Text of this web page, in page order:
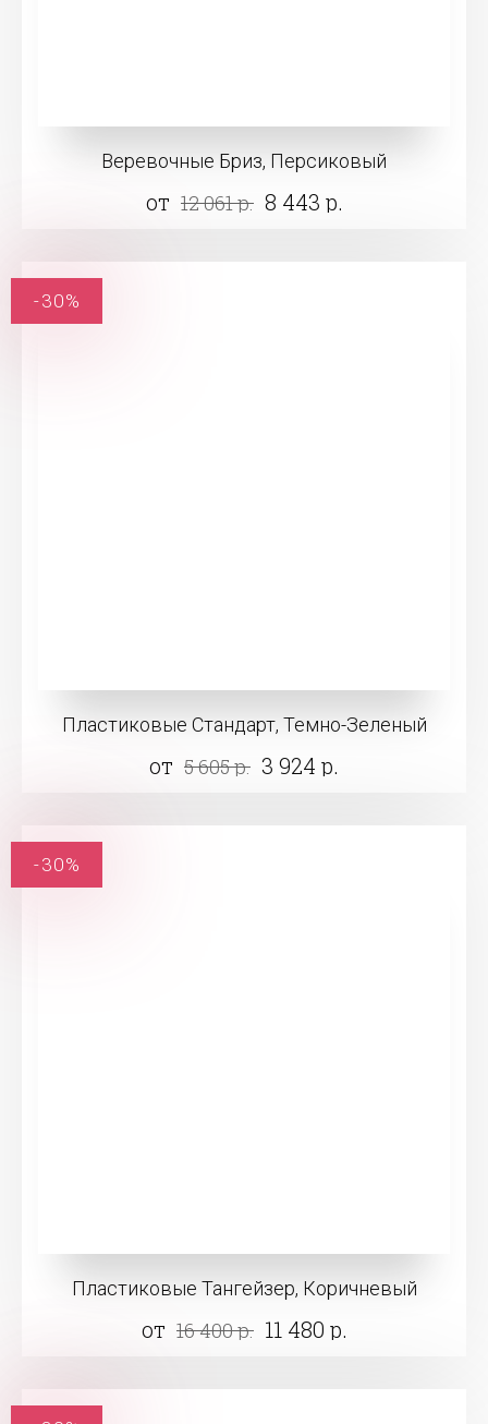
Веревочные Бриз, Персиковый
от 12 061 р. 8 443 р.
Пластиковые Стандарт, Темно-Зеленый
от 5 605 р. 3 924 р.
-30%
Пластиковые Тангейзер, Коричневый
от 16 400 р. 11 480 р.
-30%